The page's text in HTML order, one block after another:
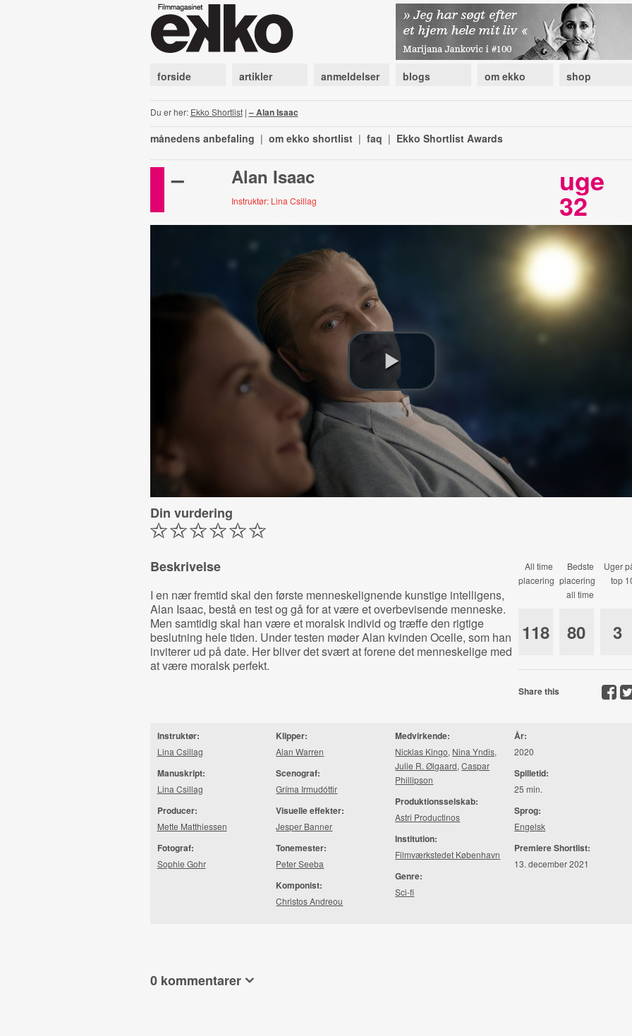
forside artikler anmeldelser blogs om ekko shop
Du er her: Ekko Shortlist| – Alan Isaac
månedens anbefaling | om ekko shortlist | faq | Ekko Shortlist Awards
– Alan Isaac
Instruktør: Lina Csillag
uge
32
Din vurdering
Beskrivelse
I en nær fremtid skal den første menneskelignende kunstige intelligens,
Alan Isaac, bestå en test og gå for at være et overbevisende menneske.
Men samtidig skal han være et moralsk individ og træffe den rigtige
beslutning hele tiden. Under testen møder Alan kvinden Ocelle, som han
inviterer ud på date. Her bliver det svært at forene det menneskelige med
at være moralsk perfekt.
All time
placering
Bedste
placering
all time
Uger
top
118 80 3
Share this
Instruktør:
Lina Csillag
Manuskript:
Lina Csillag
Producer:
Mette Matthiessen
Fotograf:
Sophie Gohr
Klipper:
Alan Warren
Scenograf:
Gríma Irmudóttir
Visuelle effekter:
Jesper Banner
Tonemester:
Peter Seeba
Komponist:
Christos Andreou
Medvirkende:
Nicklas Kingo, Nina Yndis,
Julie R. Ølgaard,Caspar
Phillipson
Produktionsselskab:
Astri Productinos
Institution:
Filmværkstedet København
Genre:
Sci-fi
År:
2020
Spilletid:
25 min.
Sprog:
Engelsk
Premiere Shortlist:
13. december 2021
0 kommentarer